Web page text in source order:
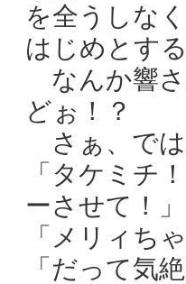
を全うしな
はじめとす
なんか響さ
どぉ！？
さぁ、で
「タケミチ
ーさせて！」
「メリィち
「だって気